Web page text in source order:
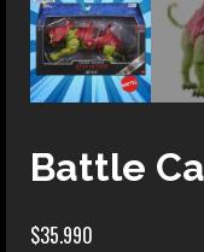
Battle
$35.990